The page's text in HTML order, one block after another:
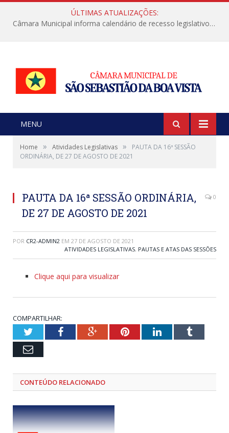
ÚLTIMAS ATUALIZAÇÕES:
Câmara Municipal informa calendário de recesso legislativo de julho
MENU
Home » Atividades Legislativas »
PAUTA DA 16ª SESSÃO
ORDINÁRIA, DE 27 DE AGOSTO DE 2021
PAUTA DA 16ª SESSÃO ORDINÁRIA,
DE 27 DE AGOSTO DE 2021
0
POR CR2-ADMIN2 EM 27 DE AGOSTO DE 2021
ATIVIDADES LEGISLATIVAS, PAUTAS E ATAS DAS SESSÕES
Clique aqui para visualizar
COMPARTILHAR:
TwitterFacebookGoogle+PinterestLinkedInTumblr
Email
CONTEÚDO RELACIONADO